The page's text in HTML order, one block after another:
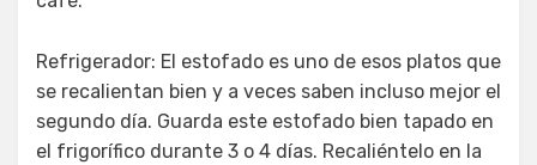
Refrigerador: El estofado es uno de esos platos que
se recalientan bien y a veces saben incluso mejor el
segundo día. Guarda este estofado bien tapado en
el frigorífico durante 3 o 4 días. Recaliéntelo en la